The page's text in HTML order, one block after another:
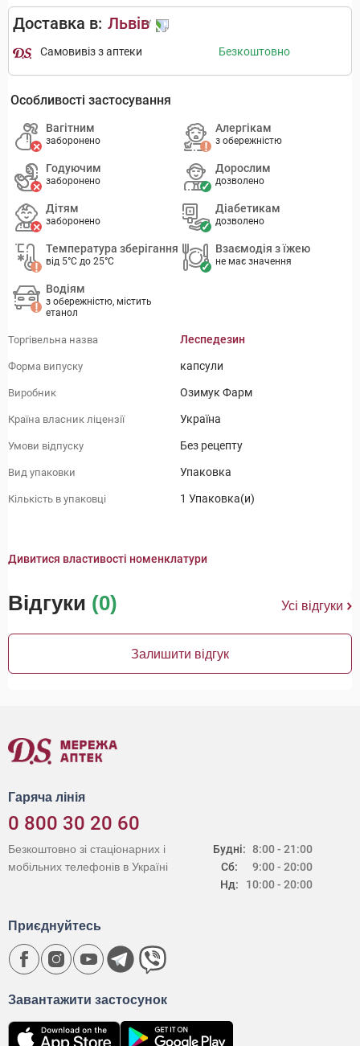
Доставка в: Львів
Самовивіз з аптеки Безкоштовно
Особливості застосування
Вагітним
заборонено
Алергікам
з обережністю
Годуючим
заборонено
Дорослим
дозволено
Дітям
заборонено
Діабетикам
дозволено
Температура зберігання
від 5°C до 25°C
Взаємодія з їжею
не має значення
Водіям
з обережністю, містить
етанол
Торгівельна назва Леспедезин
Форма випуску капсули
Виробник Озимук Фарм
Країна власник ліцензії Україна
Умови відпуску Без рецепту
Вид упаковки Упаковка
Кількість в упаковці 1 Упаковка(и)
Дивитися властивості номенклатури
Відгуки (0) Усі відгуки
Залишити відгук
Гаряча лінія
0 800 30 20 60
Будні:
Сб:
Нд:
8:00 - 21:00
9:00 - 20:00
10:00 - 20:00
Безкоштовно зі стаціонарних і
мобільних телефонів в Україні
Завантажити застосунок
Приєднуйтесь